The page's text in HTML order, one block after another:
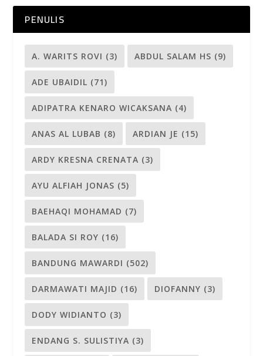
PENULIS
A. WARITS ROVI (3) ABDUL SALAM HS (9)
ADE UBAIDIL (71)
ADIPATRA KENARO WICAKSANA (4)
ANAS AL LUBAB (8) ARDIAN JE (15)
ARDY KRESNA CRENATA (3)
AYU ALFIAH JONAS (5)
BAEHAQI MOHAMAD (7)
BALADA SI ROY (16)
BANDUNG MAWARDI (502)
DARMAWATI MAJID (16) DIOFANNY (3)
DODY WIDIANTO (3)
ENDANG S. SULISTIYA (3)